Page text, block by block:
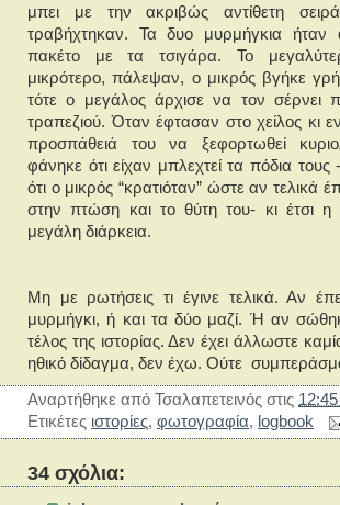
μπει με την ακριβώς αντίθετη
τραβήχτηκαν. Τα δυο μυρμήγκια ήταν
πακέτο με τα τσιγάρα. Το
μικρότερο, πάλεψαν, ο μικρός βγήκε
τότε ο μεγάλος άρχισε να τον σέρνει
τραπεζιού. Όταν έφτασαν στο χείλος κι
προσπάθειά του να ξεφορτωθεί
φάνηκε ότι είχαν μπλεχτεί τα πόδια
ότι ο μικρός “κρατιόταν” ώστε αν τελικά
στην πτώση και το θύτη του- κι έτσι
μεγάλη διάρκεια.
Μη με ρωτήσεις τι έγινε τελικά. Αν
μυρμήγκι, ή και τα δύο μαζί. Ή αν
τέλος της ιστορίας. Δεν έχει άλλωστε
ηθικό δίδαγμα, δεν έχω. Ούτε
Αναρτήθηκε από Τσαλαπετεινός στις
Ετικέτες ιστορίες, φωτογραφία, logbook
34 σχόλια: